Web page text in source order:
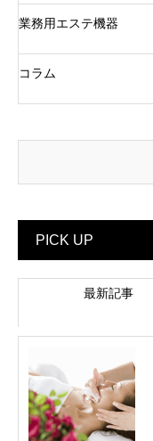
業務用エステ機器
コラム
PICK UP
最新記事